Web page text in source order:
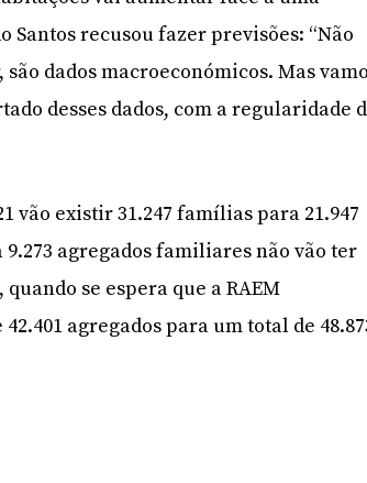
recusou fazer previsões: “Não
dados macroeconómicos. Mas
desses dados, com a regularidade
vão existir 31.247 famílias para 21.947
agregados familiares não vão ter
quando se espera que a RAEM
agregados para um total de